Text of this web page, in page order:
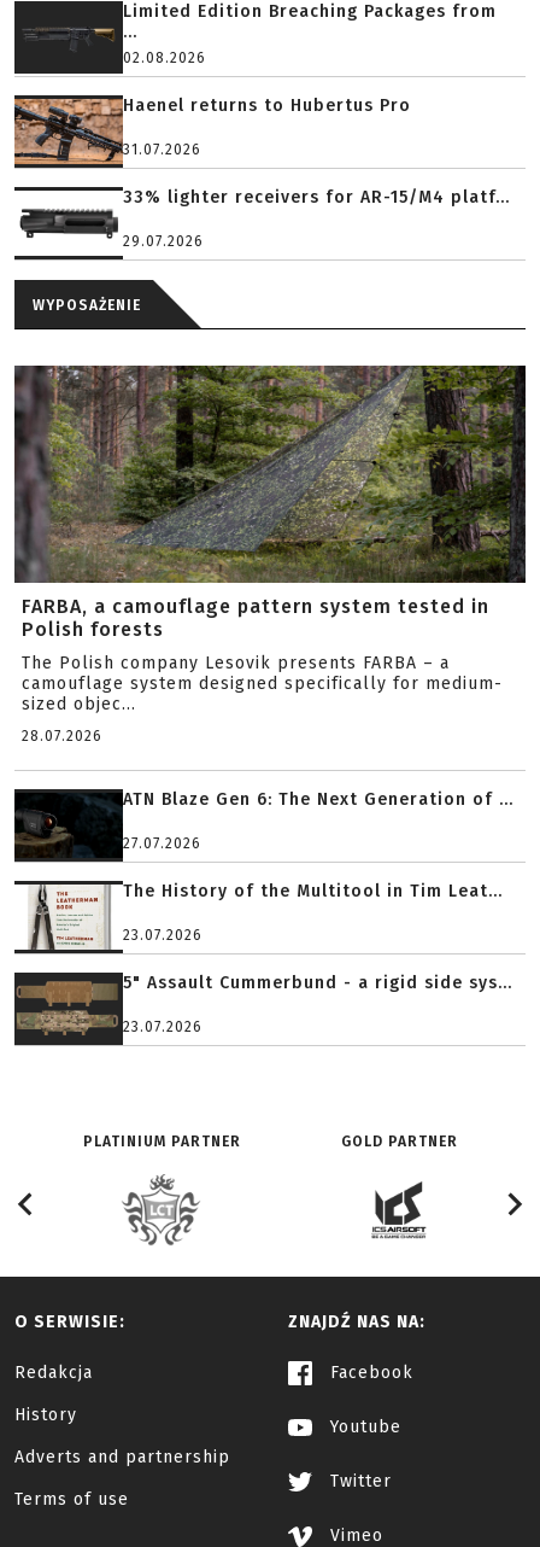
Limited Edition Breaching Packages from
...
02.08.2026
Haenel returns to Hubertus Pro
31.07.2026
33% lighter receivers for AR-15/M4 platf...
29.07.2026
WYPOSAŻENIE
FARBA, a camouflage pattern system tested in
Polish forests
The Polish company Lesovik presents FARBA – a
camouflage system designed specifically for medium-
sized objec...
28.07.2026
ATN Blaze Gen 6: The Next Generation of ...
27.07.2026
The History of the Multitool in Tim Leat...
23.07.2026
5" Assault Cummerbund - a rigid side sys...
23.07.2026
PLATINIUM PARTNER GOLD PARTNER
O SERWISIE:
Redakcja
History
Adverts and partnership
Terms of use
ZNAJDŹ NAS NA:
Facebook
Youtube
Twitter
Vimeo